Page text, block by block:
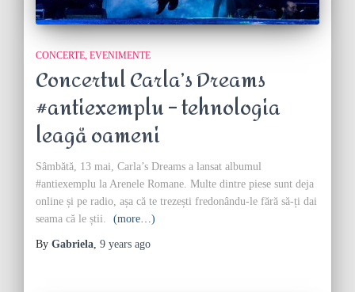
CONCERTE EVENIMENTE
Concertul Carla’s Dreams
#antiexemplu – tehnologia
leagă oameni
Sâmbătă, 13 mai, Carla’s Dreams a lansat albumul
#antiexemplu la Arenele Romane. Multe dintre piese sunt deja
online și pe radio, așa că te trezești fredonându-le fără să-ți dai
seama că le știi.
(more…)
By Gabriela, 9 years ago